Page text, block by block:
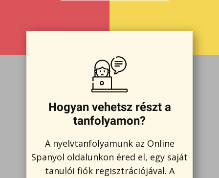
Hogyan vehetsz részt a
tanfolyamon?
A nyelvtanfolyamunk az Online
Spanyol oldalunkon éred el, egy saját
tanulói fiók regisztrációjával. A